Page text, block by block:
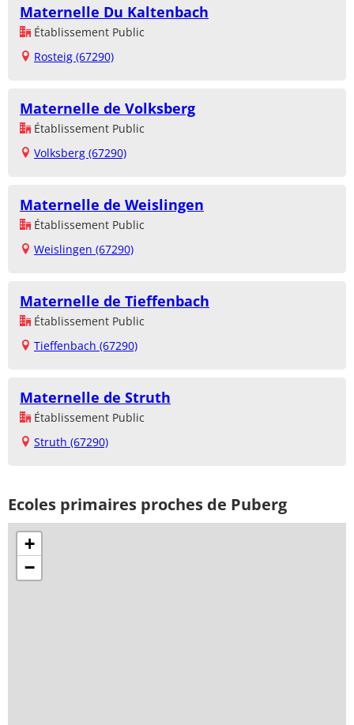
Maternelle Du Kaltenbach
Établissement Public
Rosteig (67290)
Maternelle de Volksberg
Établissement Public
Volksberg (67290)
Maternelle de Weislingen
Établissement Public
Weislingen (67290)
Maternelle de Tieffenbach
Établissement Public
Tieffenbach (67290)
Maternelle de Struth
Établissement Public
Struth (67290)
Ecoles primaires proches de Puberg
+
−